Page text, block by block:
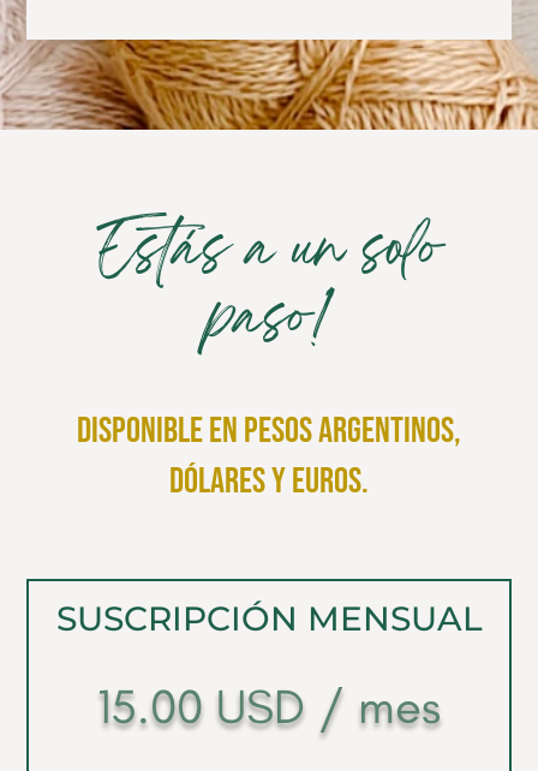
Estás a un solo
paso!
disponible en pesos argentinos,
dólares y euros.
SUSCRIPCIÓN MENSUAL
15.00 USD / mes